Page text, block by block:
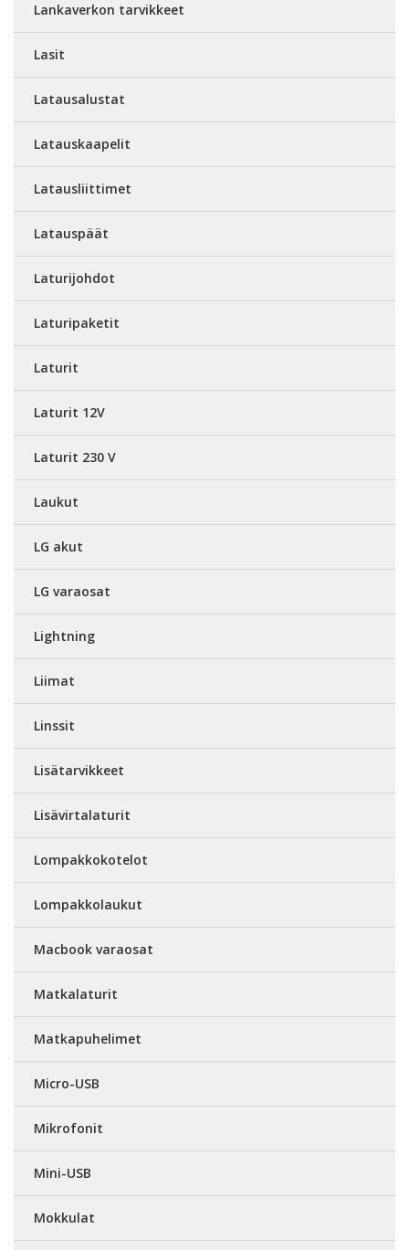
Lankaverkon tarvikkeet
Lasit
Latausalustat
Latauskaapelit
Latausliittimet
Latauspäät
Laturijohdot
Laturipaketit
Laturit
Laturit 12V
Laturit 230 V
Laukut
LG akut
LG varaosat
Lightning
Liimat
Linssit
Lisätarvikkeet
Lisävirtalaturit
Lompakkokotelot
Lompakkolaukut
Macbook varaosat
Matkalaturit
Matkapuhelimet
Micro-USB
Mikrofonit
Mini-USB
Mokkulat